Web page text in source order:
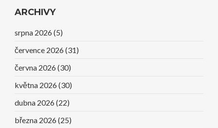
ARCHIVY
srpna 2026 (5)
července 2026 (31)
června 2026 (30)
května 2026 (30)
dubna 2026 (22)
března 2026 (25)